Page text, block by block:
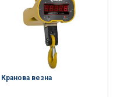
Кранова везна